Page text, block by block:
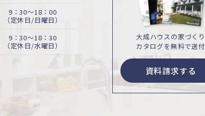
9：30〜18：00
（定休日/日曜日）
9：30〜18：30
（定休日/水曜日）
大成ハウスの家づくり
カタログを無料で送付
資料請求する